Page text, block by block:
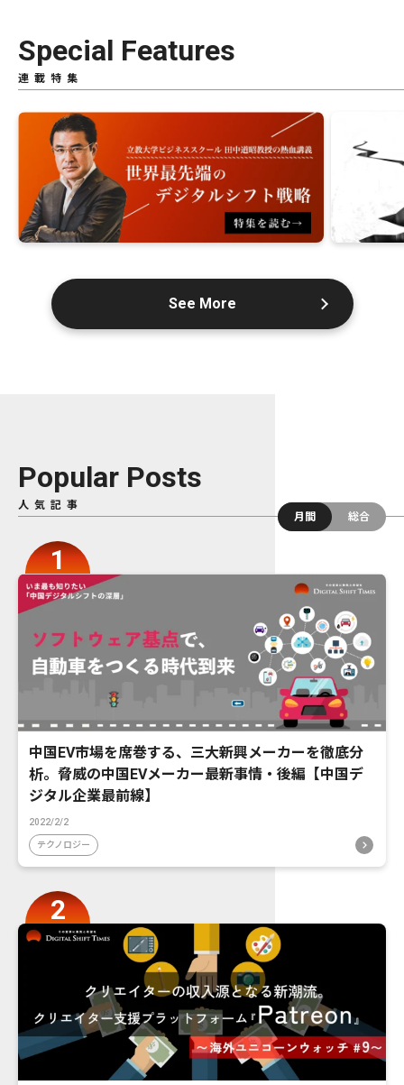
Special Features
連載特集
See More
Popular Posts
人気記事
月間
総合
中国EV市場を席巻する、三大新興メーカーを徹底分
析。脅威の中国EVメーカー最新事情・後編【中国デ
ジタル企業最前線】
2022/2/2
テクノロジー